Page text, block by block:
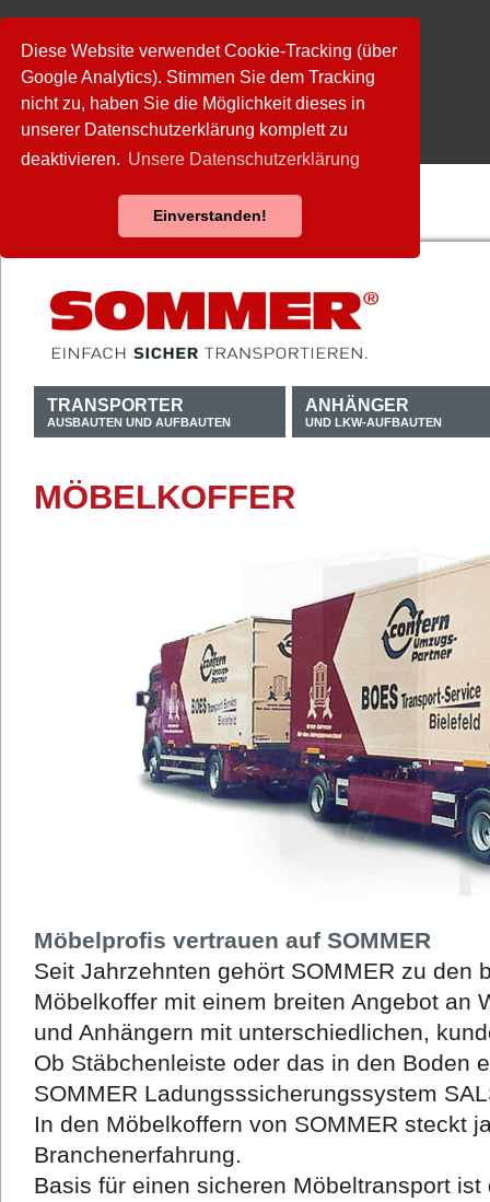
Diese Website verwendet Cookie-Tracking (über
Google Analytics). Stimmen Sie dem Tracking
nicht zu, haben Sie die Möglichkeit dieses in
unserer Datenschutzerklärung komplett zu
deaktivieren. Unsere Datenschutzerklärung
Einverstanden!
TRANSPORTER
AUSBAUTEN UND AUFBAUTEN
ANHÄNGER
UND LKW-AUFBAUTEN
MÖBELKOFFER
Möbelprofis vertrauen auf SOMMER
Seit Jahrzehnten gehört SOMMER zu den
Möbelkoffer mit einem breiten Angebot an
und Anhängern mit unterschiedlichen,
Ob Stäbchenleiste oder das in den Boden
SOMMER Ladungsssicherungssystem
In den Möbelkoffern von SOMMER steckt
Branchenerfahrung.
Basis für einen sicheren Möbeltransport ist